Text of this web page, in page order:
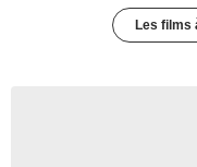
Les films